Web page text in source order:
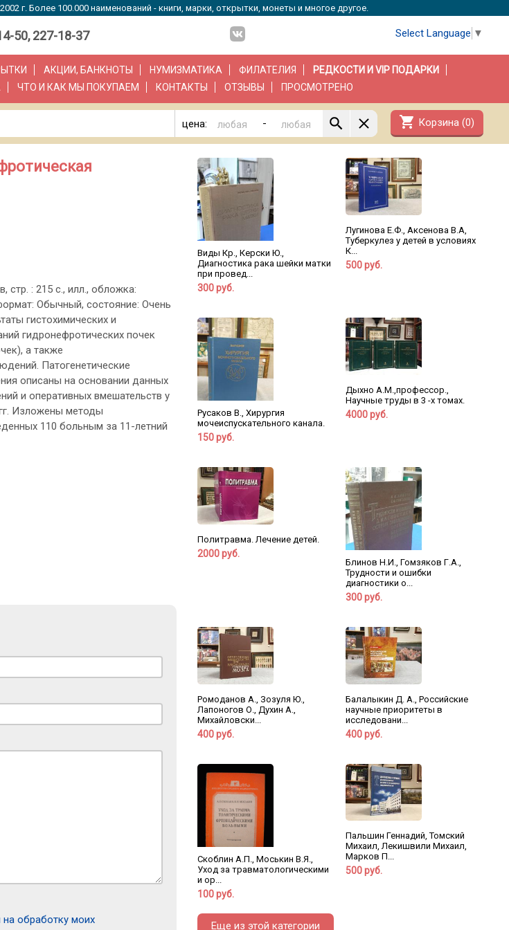
г. Более 100.000 наименований - книги, марки, открытки, монеты и многое другое.
50, 227-18-37 Select Language ▼
АКЦИИ, БАНКНОТЫ НУМИЗМАТИКА ФИЛАТЕЛИЯ
РЕДКОСТИ И VIP ПОДАРКИ
ЧТО И КАК МЫ ПОКУПАЕМ КОНТАКТЫ ОТЗЫВЫ ПРОСМОТРЕНО
цена: - shopping_cart Корзина (0)
стр. : 215 с., илл., обложка:
Обычный, состояние: Очень
гистохимических и
гидронефротических почек
а также
Патогенетические
описаны на основании данных
и оперативных вмешательств у
Изложены методы
110 больным за 11-летний
на обработку моих
Виды Кр., Керски Ю.,
Диагностика рака шейки матки
при провед...
300 руб.
Лугинова Е.Ф., Аксенова В.А,
Туберкулез у детей в условиях
К...
500 руб.
Русаков В., Хирургия
мочеиспускательного канала.
150 руб.
Дыхно А.М.,профессор.,
Научные труды в 3 -х томах.
4000 руб.
Политравма. Лечение детей.
2000 руб.
Блинов Н.И., Гомзяков Г.А.,
Трудности и ошибки
диагностики о...
300 руб.
Ромоданов А., Зозуля Ю.,
Лапоногов О., Духин А.,
Михайловски...
400 руб.
Балалыкин Д. А., Российские
научные приоритеты в
исследовани...
400 руб.
Скоблин А.П., Моськин В.Я.,
Уход за травматологическими
и ор...
100 руб.
Пальшин Геннадий, Томский
Михаил, Лекишвили Михаил,
Марков П...
500 руб.
Еще из этой категории